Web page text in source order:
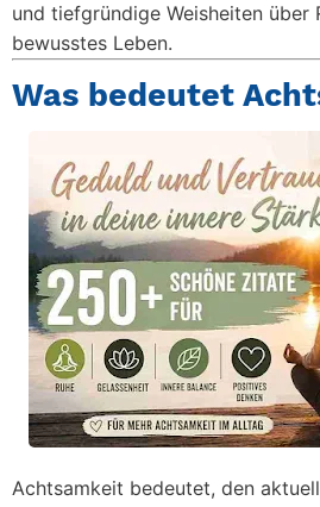
und tiefgründige Weisheiten über
bewusstes Leben.
Was bedeutet
Achtsamkeit bedeutet, den